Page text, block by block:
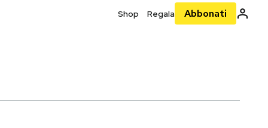
Shop Regala Abbonati